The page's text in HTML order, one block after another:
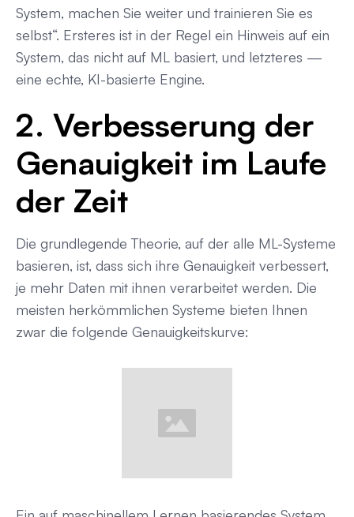
System, machen Sie weiter und trainieren Sie es
selbst“. Ersteres ist in der Regel ein Hinweis auf ein
System, das nicht auf ML basiert, und letzteres —
eine echte, KI-basierte Engine.
2. Verbesserung der
Genauigkeit im Laufe
der Zeit
Die grundlegende Theorie, auf der alle ML-Systeme
basieren, ist, dass sich ihre Genauigkeit verbessert,
je mehr Daten mit ihnen verarbeitet werden. Die
meisten herkömmlichen Systeme bieten Ihnen
zwar die folgende Genauigkeitskurve: